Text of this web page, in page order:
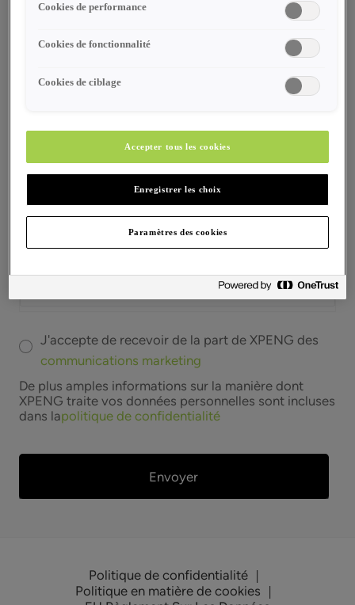
Sujet*
J'accepte de recevoir de la part de XPENG des
communications marketing
De plus amples informations sur la manière dont
XPENG traite vos données personnelles sont incluses
dans lapolitique de confidentialité
Envoyer
Politique de confidentialité
Politique en matière de cookies
Cookies de performance
Cookies de fonctionnalité
Cookies de ciblage
Accepter tous les cookies
Enregistrer les choix
Paramètres des cookies